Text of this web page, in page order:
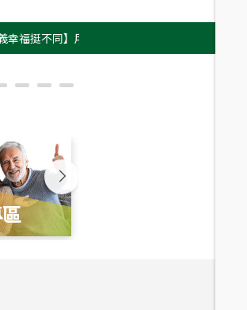
同】用實力，讓升職免抽號碼牌！最新雇主品